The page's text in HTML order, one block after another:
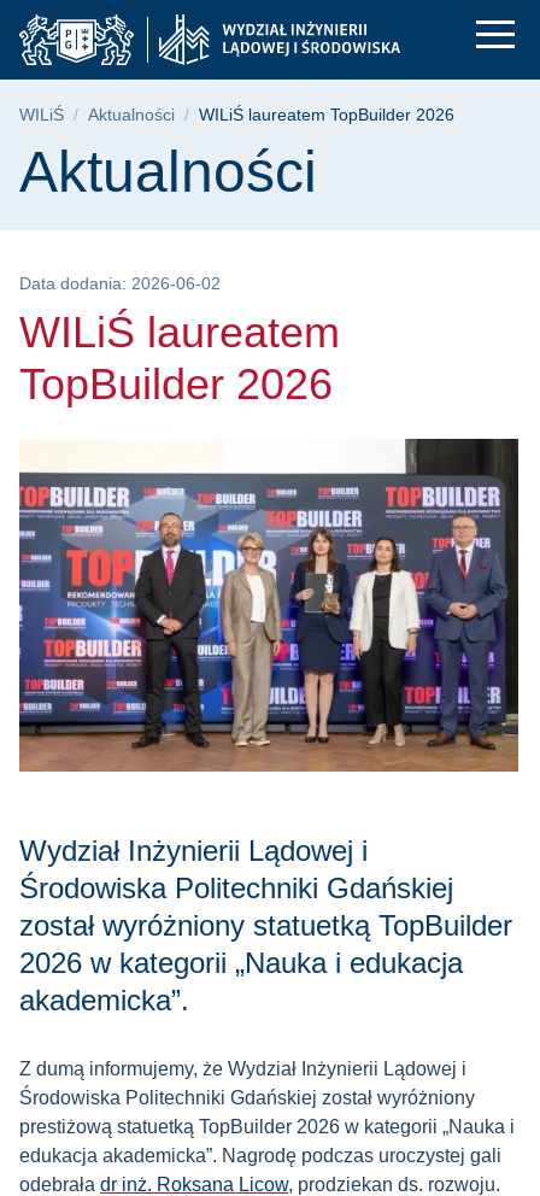
Przejdź
do
menu
głównego
Przejdź
do
wyszukiwarki
Przejdź
do
treści
WILiŚ laureatem
Ścieżka nawigacyjna
WILiŚ Aktualności WILiŚ laureatem TopBuilder 2026
Treść strony
Aktualności
Data dodania: 2026-06-02
WILiŚ laureatem
TopBuilder 2026
Wydział Inżynierii Lądowej i
Środowiska Politechniki Gdańskiej
został wyróżniony statuetką TopBuilder
2026 w kategorii „Nauka i edukacja
akademicka”.
Z dumą informujemy, że Wydział Inżynierii Lądowej i
Środowiska Politechniki Gdańskiej został wyróżniony
prestiżową statuetką TopBuilder 2026 w kategorii „Nauka i
edukacja akademicka”. Nagrodę podczas uroczystej gali
odebrała dr inż. Roksana Licow, prodziekan ds. rozwoju.